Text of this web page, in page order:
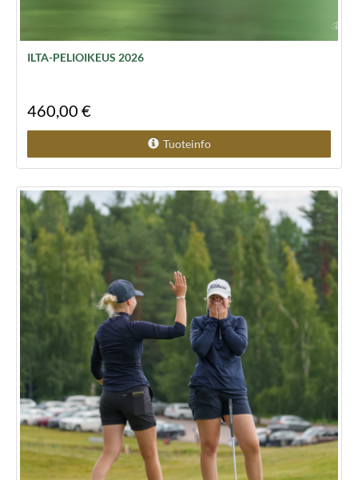
ILTA-PELIOIKEUS 2026
460,00 €
Tuoteinfo